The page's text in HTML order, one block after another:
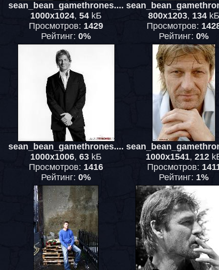
sean_bean_gamethrones....
1000x1024, 54 kБ
Просмотров: 1429
Рейтинг: 0%
800x1203, 134 kБ
Просмотров:
Рейтинг: 0%
sean_bean_gamethrones....
1000x1006, 63 kБ
Просмотров: 1416
Рейтинг: 0%
1000x1541, 212
Просмотров:
Рейтинг: 1%